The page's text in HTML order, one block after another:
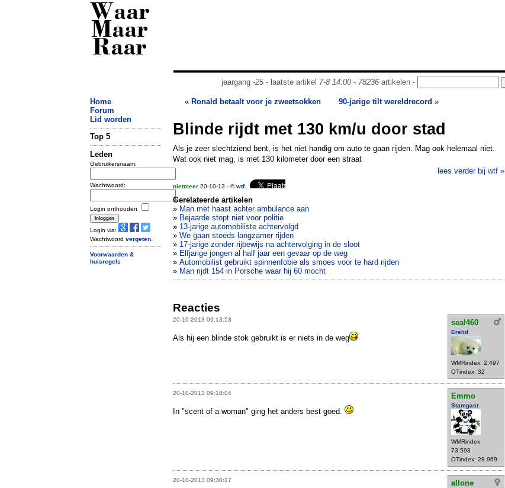
Waar
Maar
Raar
jaargang -25- laatste artikel 7-8 14:00- 78236artikelen -
Home
Forum
Lid worden
Top 5
Leden
Gebruikersnaam:
Wachtwoord:
Login onthouden
Login via:
Wachtwoord vergeten
Voorwaarden &
huisregels
« Ronald betaalt voor je zweetsokken 90-jarige tilt wereldrecord »
Blinde rijdt met 130 km/u door stad
Als je zeer slechtziend bent, is het niet handig om auto te gaan rijden. Mag ook helemaal niet.
Wat ook niet mag, is met 130 kilometer door een straat
lees verder bij wtf »
nietmeer 20-10-13 - ©wtf
Gerelateerde artikelen
» Man met haast achter ambulance aan
» Bejaarde stopt niet voor politie
» 13-jarige automobiliste achtervolgd
» We gaan steeds langzamer rijden
» 17-jarige zonder rijbewijs na achtervolging in de sloot
» Elfjarige jongen al half jaar een gevaar op de weg
» Automobilist gebruikt spinnenfobie als smoes voor te hard rijden
» Man rijdt 154 in Porsche waar hij 60 mocht
Reacties
20-10-2013 09:13:53 seal460
Erelid
WMRindex: 2.497
OTindex: 32
Als hij een blinde stok gebruikt is er niets in de weg
20-10-2013 09:18:04 Emmo
Stamgast
WMRindex:
73.593
OTindex: 28.969
In "scent of a woman" ging het anders best goed.
20-10-2013 09:30:17 allone